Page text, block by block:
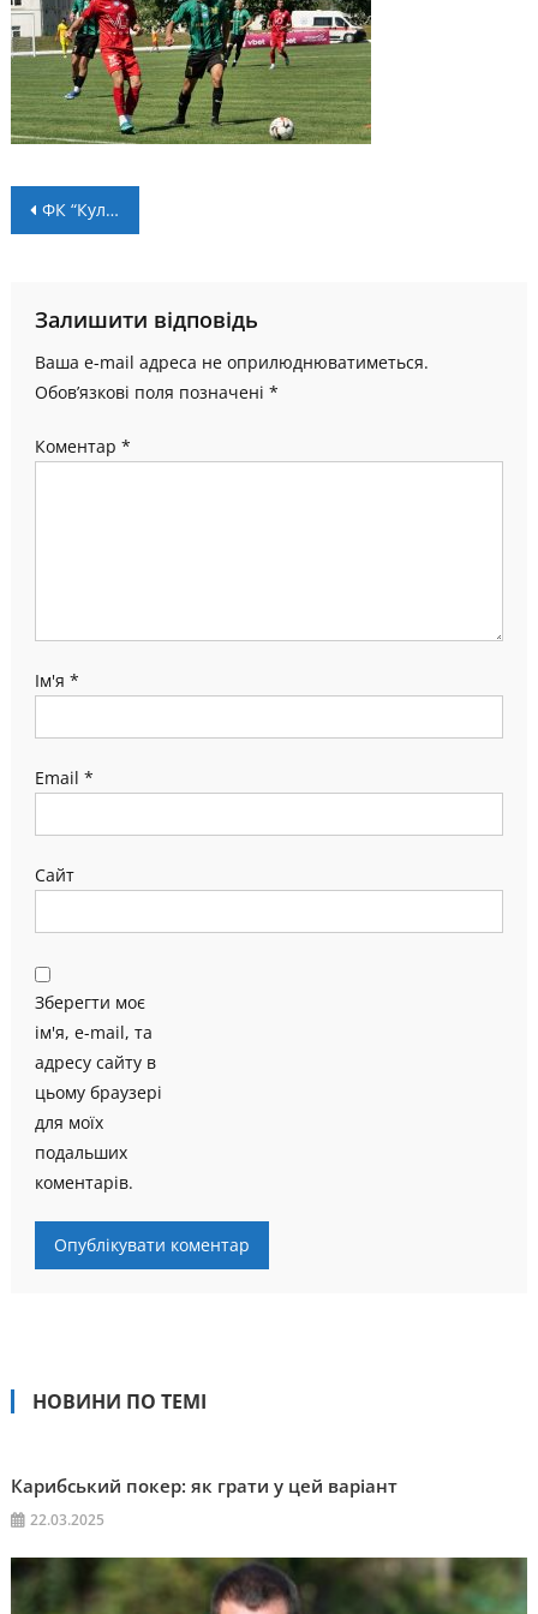
Навігація
ФК “Куликів-Білка” – НК “Пробій”: анонс матчу 13 туру (+ LIVE)
Залишити відповідь
Ваша e-mail адреса не оприлюднюватиметься.
Обов’язкові поля позначені *
Коментар *
Ім'я *
Email *
Сайт
Зберегти моє
ім'я, e-mail, та
адресу сайту в
цьому браузері
для моїх
подальших
коментарів.
НОВИНИ ПО ТЕМІ
Карибський покер: як грати у цей варіант
22.03.2025